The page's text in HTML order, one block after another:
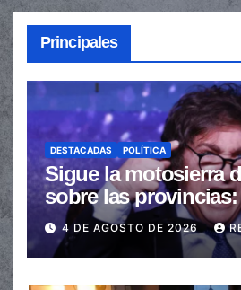
Principales
DESTACADAS POLÍTICA
Sigue la motosierra
sobre las provincias:
de las transferencias
automáticas
4 DE AGOSTO DE 2026